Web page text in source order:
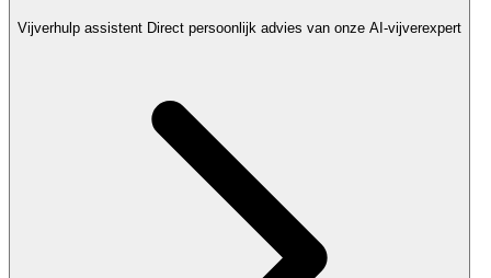
Vijverhulp assistent Direct persoonlijk advies van onze AI-vijverexpert